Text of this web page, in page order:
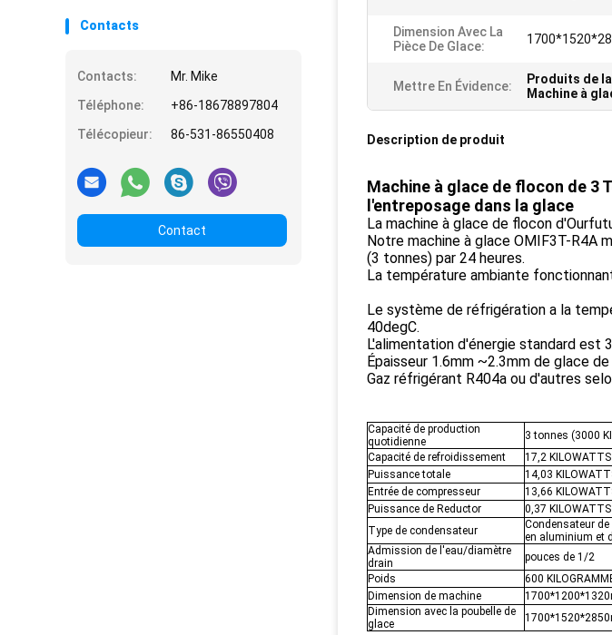
Contacts
Contacts:
Mr. Mike
Téléphone:
+86-18678897804
Télécopieur:
86-531-86550408
Contact
Dimension Avec La
Pièce De Glace:
Mettre En Évidence: Produits de
Machine à
Description de produit
Machine à glace de flocon de 3
l'entreposage dans la glace
La machine à glace de flocon
Notre machine à glace OMIF3T-R4A
(3 tonnes) par 24 heures.
La température ambiante
Le système de réfrigération a la
40degC.
L'alimentation d'énergie standard est
Épaisseur 1.6mm ~2.3mm de glace
Gaz réfrigérant R404a ou d'autres
Capacité de production
quotidienne
3 tonnes (3000
Capacité de refroidissement
17,2 KILOWATTS
Puissance totale
14,03
Entrée de compresseur
13,66
Puissance de Reductor
0,37 KILOWATTS
Type de condensateur
Condensateur
en aluminium et
Admission de l'eau/diamètre
drain
pouces de 1/2
Poids
600
Dimension de machine
Dimension avec la poubelle de
glace